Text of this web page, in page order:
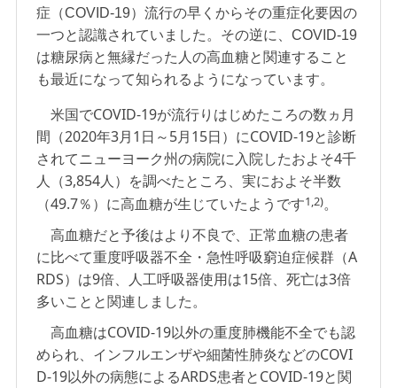
症（COVID-19）流行の早くからその重症化要因の
一つと認識されていました。その逆に、COVID-19
は糖尿病と無縁だった人の高血糖と関連すること
も最近になって知られるようになっています。
米国でCOVID-19が流行りはじめたころの数ヵ月
間（2020年3月1日～5月15日）にCOVID-19と診断
されてニューヨーク州の病院に入院したおよそ4千
人（3,854人）を調べたところ、実におよそ半数
（49.7％）に高血糖が生じていたようです1,2)。
高血糖だと予後はより不良で、正常血糖の患者
に比べて重度呼吸器不全・急性呼吸窮迫症候群（A
RDS）は9倍、人工呼吸器使用は15倍、死亡は3倍
多いことと関連しました。
高血糖はCOVID-19以外の重度肺機能不全でも認
められ、インフルエンザや細菌性肺炎などのCOVI
D-19以外の病態によるARDS患者とCOVID-19と関